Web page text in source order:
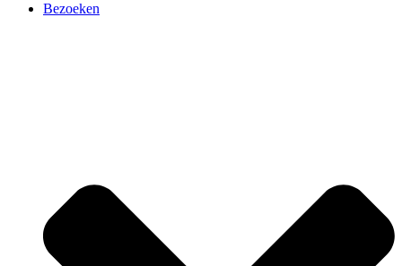
Bezoeken